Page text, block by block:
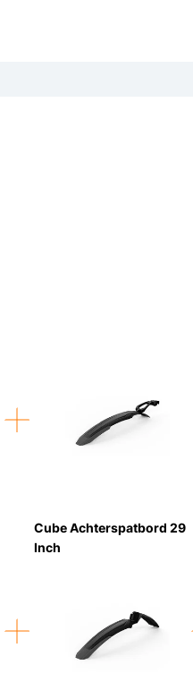
Cube Achterspatbord 29
Inch